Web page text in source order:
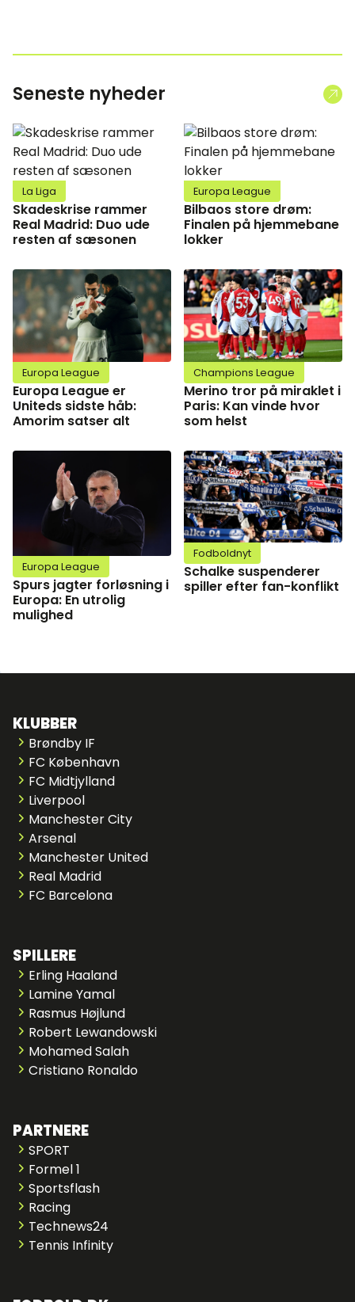
Seneste nyheder
La Liga
Skadeskrise rammer
Real Madrid: Duo ude
resten af sæsonen
Europa League
Bilbaos store drøm:
Finalen på hjemmebane
lokker
Europa League
Europa League er
Uniteds sidste håb:
Amorim satser alt
Champions League
Merino tror på miraklet i
Paris: Kan vinde hvor
som helst
Europa League
Spurs jagter forløsning i
Europa: En utrolig
mulighed
Fodboldnyt
Schalke suspenderer
spiller efter fan-konflikt
KLUBBER
Brøndby IF
FC København
FC Midtjylland
Liverpool
Manchester City
Arsenal
Manchester United
Real Madrid
FC Barcelona
SPILLERE
Erling Haaland
Lamine Yamal
Rasmus Højlund
Robert Lewandowski
Mohamed Salah
Cristiano Ronaldo
PARTNERE
SPORT
Formel 1
Sportsflash
Racing
Technews24
Tennis Infinity